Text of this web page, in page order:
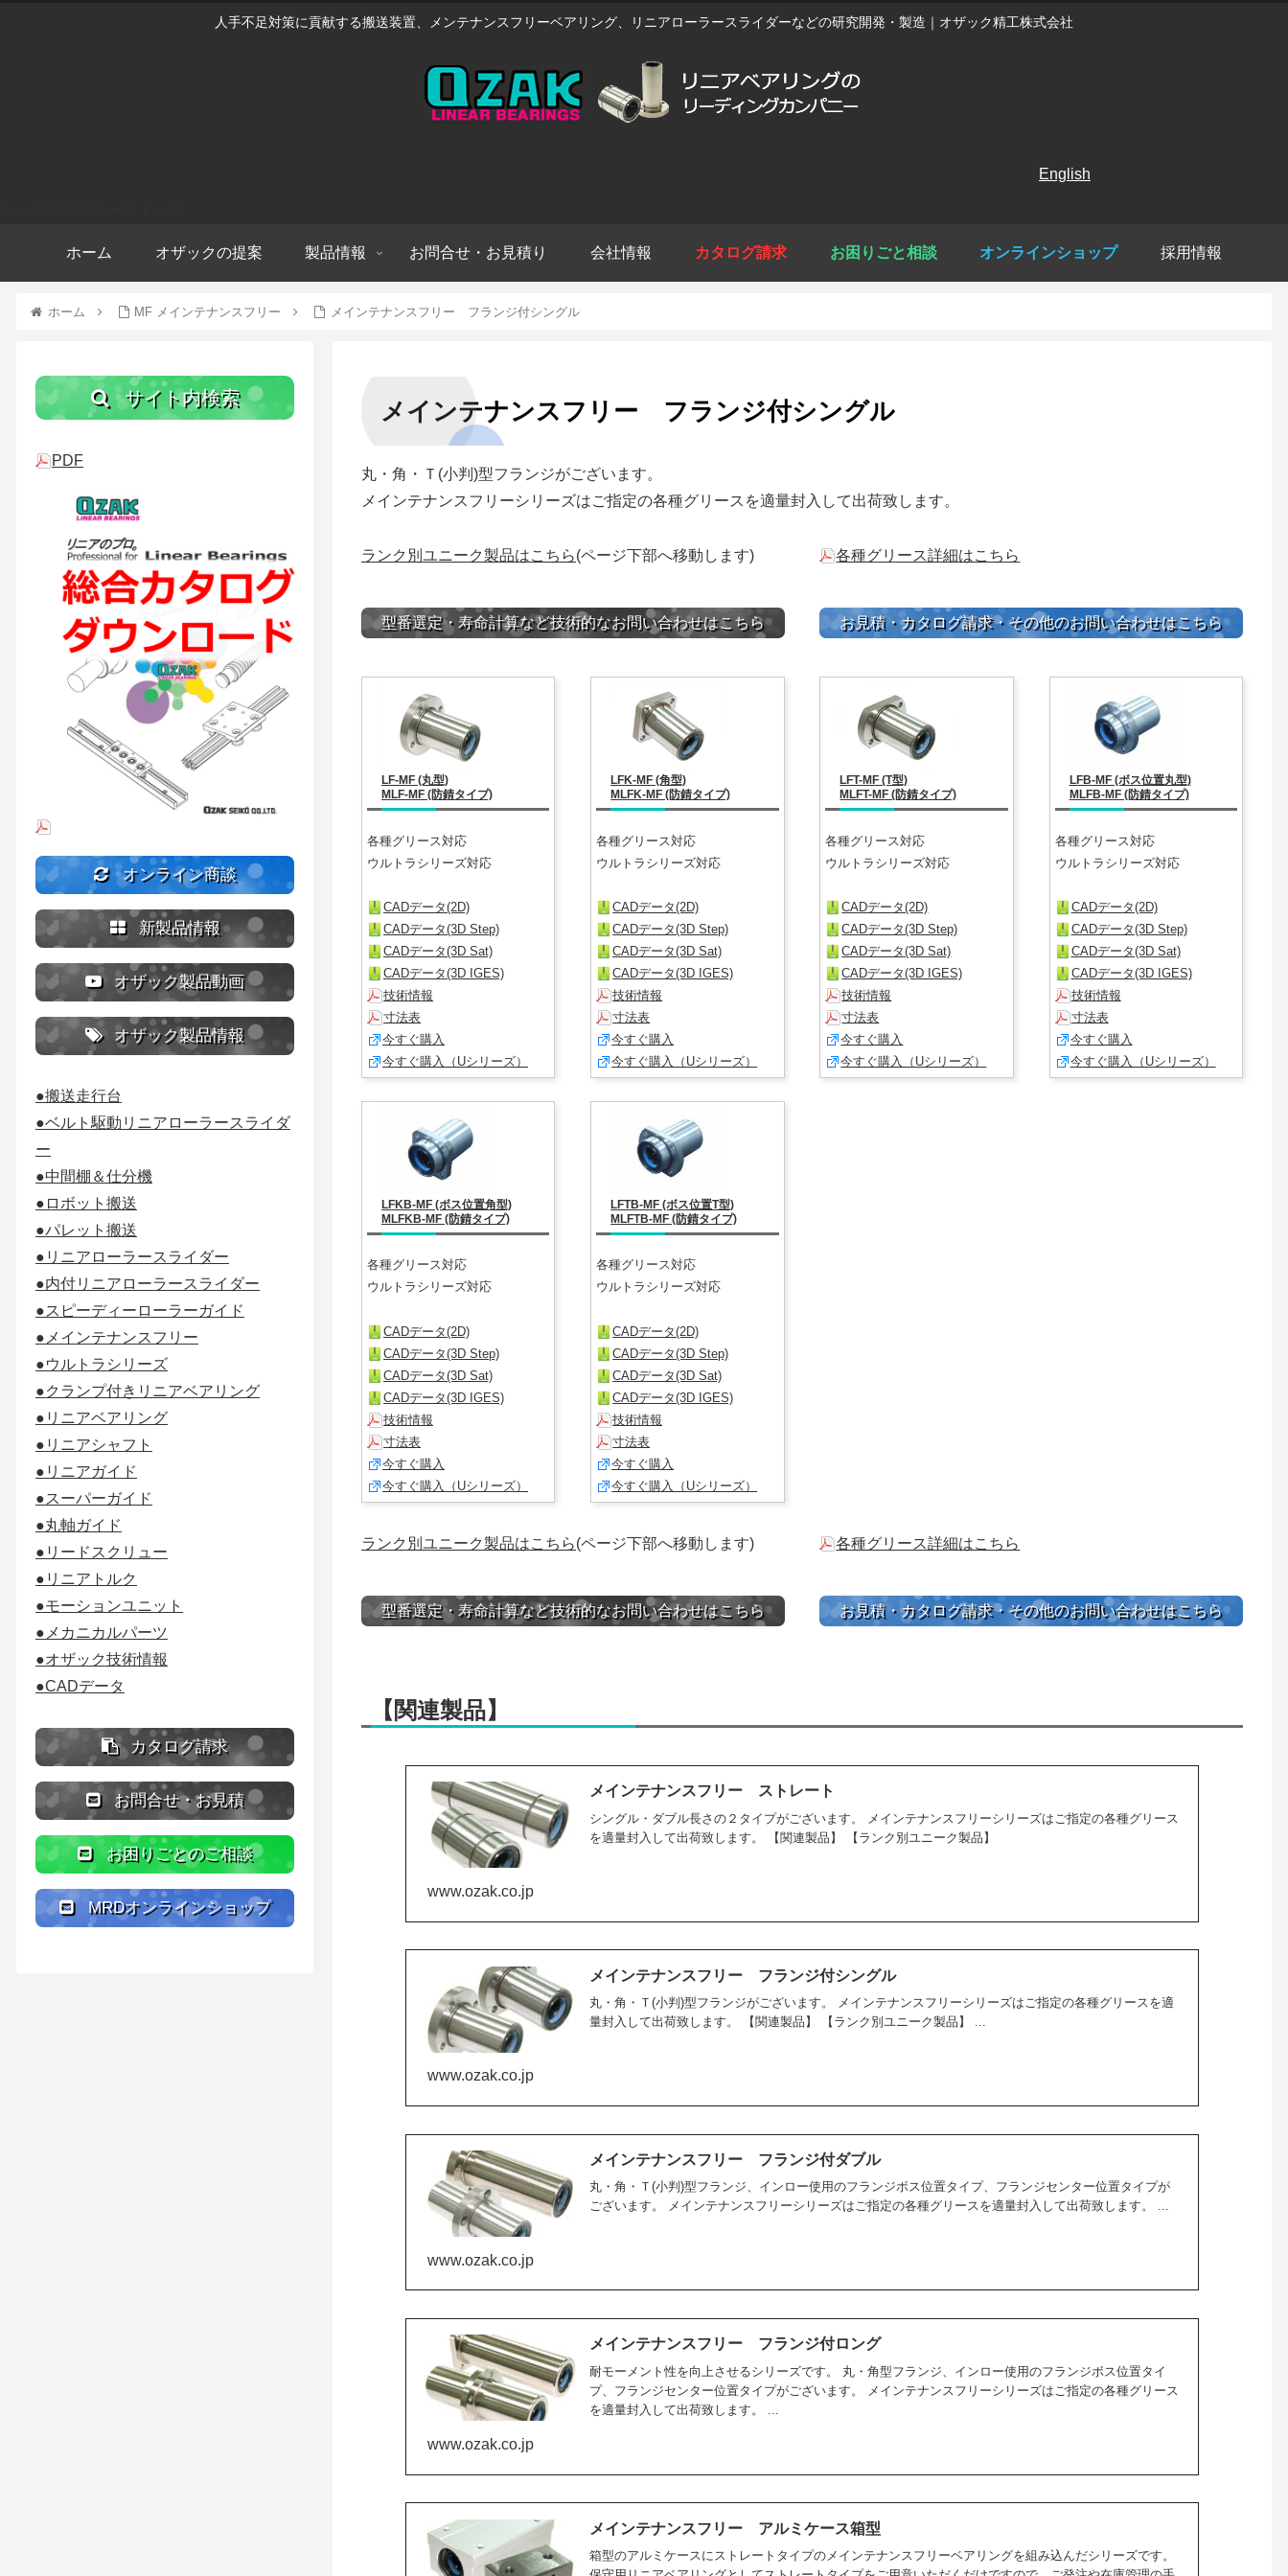
人手不足対策に貢献する搬送装置、メンテナンスフリーベアリング、リニアローラースライダーなどの研究開発・製造｜オザック精工株式会社
English
ホーム オザックの提案 製品情報 お問合せ・お見積り 会社情報 カタログ請求 お困りごと相談 オンラインショップ 採用情報
ホーム MF メインテナンスフリー メインテナンスフリー フランジ付シングル
メインテナンスフリー フランジ付シングル
丸・角・Ｔ(小判)型フランジがございます。
メインテナンスフリーシリーズはご指定の各種グリースを適量封入して出荷致します。
ランク別ユニーク製品はこちら(ページ下部へ移動します) 各種グリース詳細はこちら
型番選定・寿命計算など技術的なお問い合わせはこちら お見積・カタログ請求・その他のお問い合わせはこちら
LF-MF (丸型)
MLF-MF (防錆タイプ)
各種グリース対応
ウルトラシリーズ対応
CADデータ(2D)
CADデータ(3D Step)
CADデータ(3D Sat)
CADデータ(3D IGES)
技術情報
寸法表
今すぐ購入
今すぐ購入（Uシリーズ）
LFK-MF (角型)
MLFK-MF (防錆タイプ)
各種グリース対応
ウルトラシリーズ対応
CADデータ(2D)
CADデータ(3D Step)
CADデータ(3D Sat)
CADデータ(3D IGES)
技術情報
寸法表
今すぐ購入
今すぐ購入（Uシリーズ）
LFT-MF (T型)
MLFT-MF (防錆タイプ)
各種グリース対応
ウルトラシリーズ対応
CADデータ(2D)
CADデータ(3D Step)
CADデータ(3D Sat)
CADデータ(3D IGES)
技術情報
寸法表
今すぐ購入
今すぐ購入（Uシリーズ）
LFB-MF (ボス位置丸型)
MLFB-MF (防錆タイプ)
各種グリース対応
ウルトラシリーズ対応
CADデータ(2D)
CADデータ(3D Step)
CADデータ(3D Sat)
CADデータ(3D IGES)
技術情報
寸法表
今すぐ購入
今すぐ購入（Uシリーズ）
LFKB-MF (ボス位置角型)
MLFKB-MF (防錆タイプ)
各種グリース対応
ウルトラシリーズ対応
CADデータ(2D)
CADデータ(3D Step)
CADデータ(3D Sat)
CADデータ(3D IGES)
技術情報
寸法表
今すぐ購入
今すぐ購入（Uシリーズ）
LFTB-MF (ボス位置T型)
MLFTB-MF (防錆タイプ)
各種グリース対応
ウルトラシリーズ対応
CADデータ(2D)
CADデータ(3D Step)
CADデータ(3D Sat)
CADデータ(3D IGES)
技術情報
寸法表
今すぐ購入
今すぐ購入（Uシリーズ）
ランク別ユニーク製品はこちら(ページ下部へ移動します) 各種グリース詳細はこちら
型番選定・寿命計算など技術的なお問い合わせはこちら お見積・カタログ請求・その他のお問い合わせはこちら
【関連製品】
メインテナンスフリー ストレート
シングル・ダブル長さの２タイプがございます。 メインテナンスフリーシリーズはご指定の各種グリース
を適量封入して出荷致します。 【関連製品】 【ランク別ユニーク製品】
www.ozak.co.jp
メインテナンスフリー フランジ付シングル
丸・角・Ｔ(小判)型フランジがございます。 メインテナンスフリーシリーズはご指定の各種グリースを適
量封入して出荷致します。 【関連製品】 【ランク別ユニーク製品】 ...
www.ozak.co.jp
メインテナンスフリー フランジ付ダブル
丸・角・Ｔ(小判)型フランジ、インロー使用のフランジボス位置タイプ、フランジセンター位置タイプが
ございます。 メインテナンスフリーシリーズはご指定の各種グリースを適量封入して出荷致します。 ...
www.ozak.co.jp
メインテナンスフリー フランジ付ロング
耐モーメント性を向上させるシリーズです。 丸・角型フランジ、インロー使用のフランジボス位置タイ
プ、フランジセンター位置タイプがございます。 メインテナンスフリーシリーズはご指定の各種グリース
を適量封入して出荷致します。 ...
www.ozak.co.jp
メインテナンスフリー アルミケース箱型
箱型のアルミケースにストレートタイプのメインテナンスフリーベアリングを組み込んだシリーズです。
サイト内検索
PDF
オンライン商談
新製品情報
オザック製品動画
オザック製品情報
●搬送走行台
●ベルト駆動リニアローラースライダ
ー
●中間棚＆仕分機
●ロボット搬送
●パレット搬送
●リニアローラースライダー
●内付リニアローラースライダー
●スピーディーローラーガイド
●メインテナンスフリー
●ウルトラシリーズ
●クランプ付きリニアベアリング
●リニアベアリング
●リニアシャフト
●リニアガイド
●スーパーガイド
●丸軸ガイド
●リードスクリュー
●リニアトルク
●モーションユニット
●メカニカルパーツ
●オザック技術情報
●CADデータ
カタログ請求
お問合せ・お見積
お困りごとのご相談
MRDオンラインショップ